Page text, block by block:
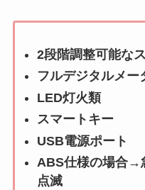
2段階調整可能な
フルデジタルメー
LED灯火類
スマートキー
USB電源ポート
ABS仕様の場合→
点滅